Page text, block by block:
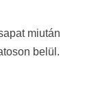
miután
belül.